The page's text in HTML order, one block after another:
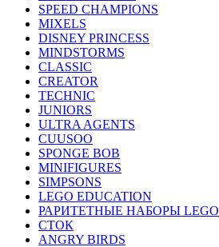
SPEED CHAMPIONS
MIXELS
DISNEY PRINCESS
MINDSTORMS
CLASSIC
CREATOR
TECHNIC
JUNIORS
ULTRA AGENTS
CUUSOO
SPONGE BOB
MINIFIGURES
SIMPSONS
LEGO EDUCATION
РАРИТЕТНЫЕ НАБОРЫ LEGO
СТОК
ANGRY BIRDS